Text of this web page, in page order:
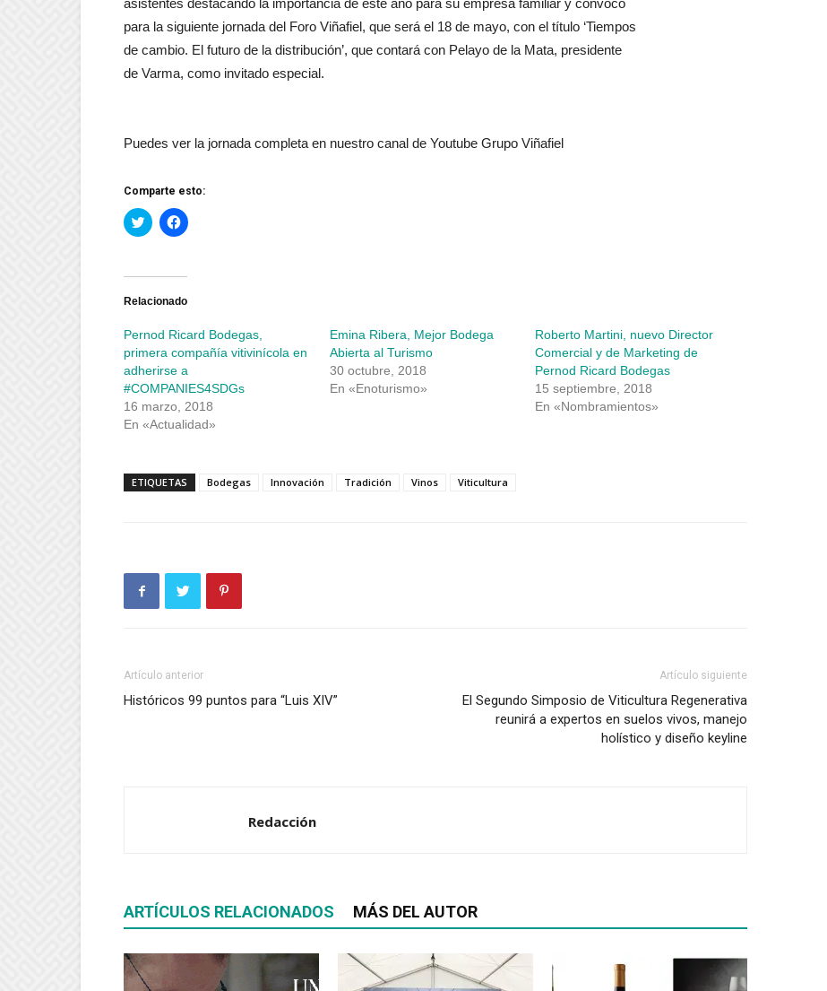
asistentes destacando la importancia de este año para su empresa familiar y convocó
para la siguiente jornada del Foro Viñafiel, que será el 18 de mayo, con el título ‘Tiempos
de cambio. El futuro de la distribución’, que contará con Pelayo de la Mata, presidente
de Varma, como invitado especial.
Puedes ver la jornada completa en nuestro canal de Youtube Grupo Viñafiel
Comparte esto:
Haz
clic
Twitter
abre
ventana
nueva)
Haz
clic
Facebook
abre
ventana
nueva)
Relacionado
Pernod Ricard Bodegas,
primera compañía vitivinícola en
adherirse a
#COMPANIES4SDGs
16 marzo, 2018
En «Actualidad»
Emina Ribera, Mejor Bodega
Abierta al Turismo
30 octubre, 2018
En «Enoturismo»
Roberto Martini, nuevo Director
Comercial y de Marketing de
Pernod Ricard Bodegas
15 septiembre, 2018
En «Nombramientos»
ETIQUETAS Bodegas Innovación Tradición Vinos Viticultura
Artículo anterior
Históricos 99 puntos para “Luis XIV”
Artículo siguiente
El Segundo Simposio de Viticultura Regenerativa
reunirá a expertos en suelos vivos, manejo
holístico y diseño keyline
Redacción
ARTÍCULOS RELACIONADOS MÁS DEL AUTOR